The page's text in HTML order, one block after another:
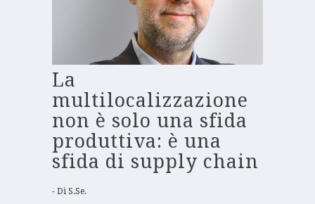
La
multilocalizzazione
non è solo una sfida
produttiva: è una
sfida di supply chain
Di S.Se.